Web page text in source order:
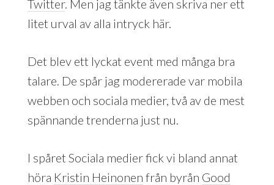
Twitter. Men jag tänkte även skriva ner ett
litet urval av alla intryck här.
Det blev ett lyckat event med många bra
talare. De spår jag modererade var mobila
webben och sociala medier, två av de mest
spännande trenderna just nu.
I spåret Sociala medier fick vi bland annat
höra Kristin Heinonen från byrån Good